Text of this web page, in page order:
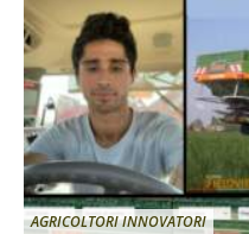
AGRICOLTORI INNOVATORI